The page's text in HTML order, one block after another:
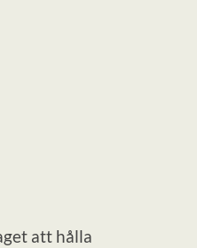
att hålla